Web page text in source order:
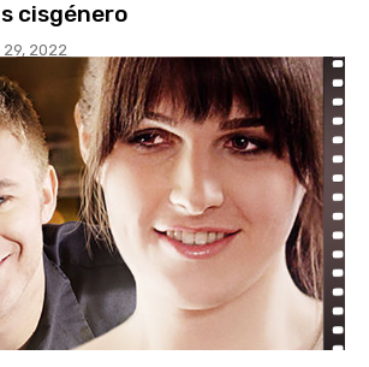
cisgénero
2022